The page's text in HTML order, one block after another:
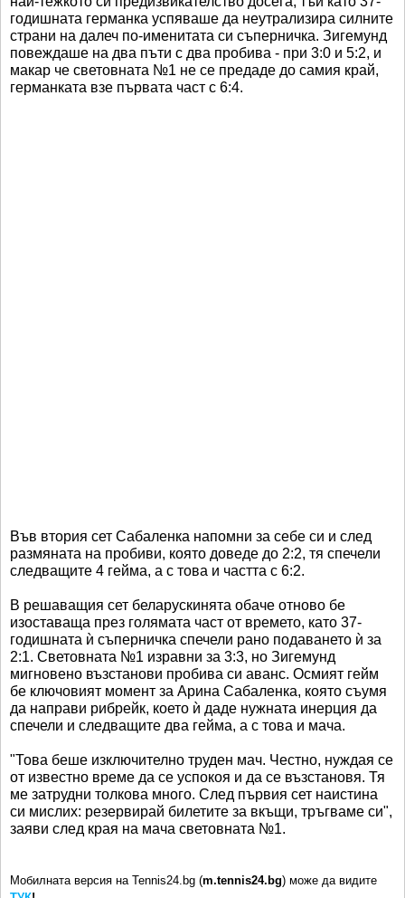
годишната германка успяваше да неутрализира силните
страни на далеч по-именитата си съперничка. Зигемунд
повеждаше на два пъти с два пробива - при 3:0 и 5:2, и
макар че световната №1 не се предаде до самия край,
германката взе първата част с 6:4.
Във втория сет Сабаленка напомни за себе си и след
размяната на пробиви, която доведе до 2:2, тя спечели
следващите 4 гейма, а с това и частта с 6:2.
В решаващия сет беларускинята обаче отново бе
изоставаща през голямата част от времето, като 37-
годишната ѝ съперничка спечели рано подаването ѝ за
2:1. Световната №1 изравни за 3:3, но Зигемунд
мигновено възстанови пробива си аванс. Осмият гейм
бе ключовият момент за Арина Сабаленка, която съумя
да направи рибрейк, което ѝ даде нужната инерция да
спечели и следващите два гейма, а с това и мача.
"Това беше изключително труден мач. Честно, нуждая се
от известно време да се успокоя и да се възстановя. Тя
ме затрудни толкова много. След първия сет наистина
си мислих: резервирай билетите за вкъщи, тръгваме си",
заяви след края на мача световната №1.
Мобилната версия на Tennis24.bg (m.tennis24.bg) може да видите